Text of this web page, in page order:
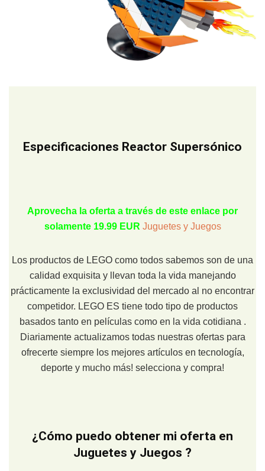
Especificaciones Reactor Supersónico
Aprovecha la oferta a través de este enlace por
solamente 19.99 EUR Juguetes y Juegos
Los productos de LEGO como todos sabemos son de una
calidad exquisita y llevan toda la vida manejando
prácticamente la exclusividad del mercado al no encontrar
competidor. LEGO ES tiene todo tipo de productos
basados tanto en películas como en la vida cotidiana .
Diariamente actualizamos todas nuestras ofertas para
ofrecerte siempre los mejores artículos en tecnología,
deporte y mucho más! selecciona y compra!
¿Cómo puedo obtener mi oferta en
Juguetes y Juegos ?